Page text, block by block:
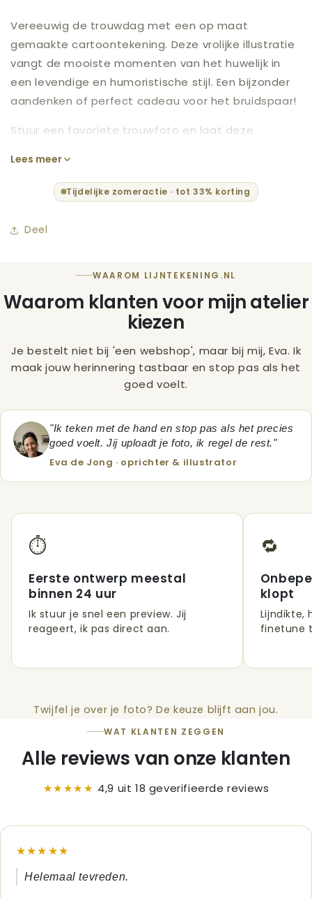
Vereeuwig de trouwdag met een op maat
gemaakte cartoontekening. Deze vrolijke illustratie
vangt de mooiste momenten van het huwelijk in
een levendige en humoristische stijl. Een bijzonder
aandenken of perfect cadeau voor het bruidspaar!
Stuur een favoriete trouwfoto en laat deze
een luchtige en grappige touch vastgelegd. Zo
weerspiegelt het de vreugde van jullie dag. Meestal
binnen 24 uur ontvang je een preview, met de
Lees meer
Tijdelijke zomeractie · tot 33% korting
Deel
WAAROM LIJNTEKENING.NL
Waarom klanten voor mijn atelier
kiezen
Je bestelt niet bij 'een webshop', maar bij mij, Eva. Ik
maak jouw herinnering tastbaar en stop pas als het
goed voelt.
"Ik teken met de hand en stop pas als het precies
goed voelt. Jij uploadt je foto, ik regel de rest."
Eva de Jong · oprichter & illustrator
⏱️
Eerste ontwerp meestal
binnen 24 uur
Ik stuur je snel een preview. Jij
reageert, ik pas direct aan.
🔁
klopt
Lijndikte,
finetune
Twijfel je over je foto? De keuze blijft aan jou.
WAT KLANTEN ZEGGEN
Alle reviews van onze klanten
★★★★★ 4,9 uit 18 geverifieerde reviews
★★★★★
Helemaal tevreden.